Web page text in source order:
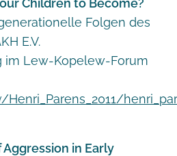
Folgen des
E.V.
im Lew-Kopelew-Forum
in Early